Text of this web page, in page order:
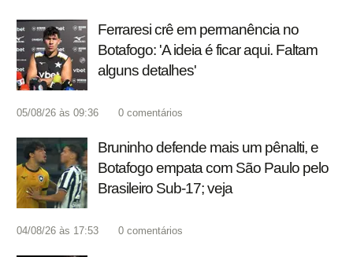
Ferraresi crê em permanência no
Botafogo: 'A ideia é ficar aqui. Faltam
alguns detalhes'
05/08/26 às 09:36 0 comentários
Bruninho defende mais um pênalti, e
Botafogo empata com São Paulo pelo
Brasileiro Sub-17; veja
04/08/26 às 17:53 0 comentários